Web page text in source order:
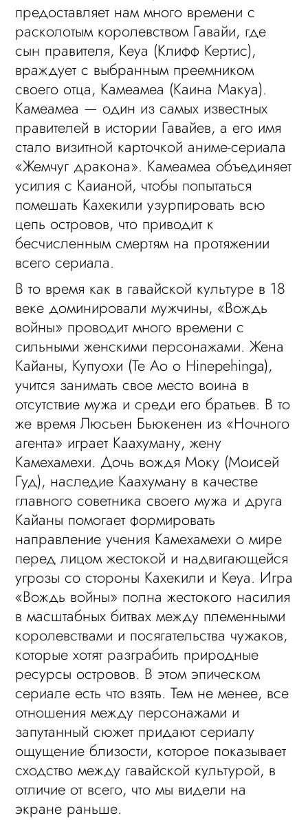
предоставляет нам много времени с
расколотым королевством Гавайи, где
сын правителя, Кеуа (Клифф Кертис),
враждует с выбранным преемником
своего отца, Камеамеа (Каина Макуа).
Камеамеа — один из самых известных
правителей в истории Гавайев, а его имя
стало визитной карточкой аниме-сериала
«Жемчуг дракона». Камеамеа объединяет
усилия с Каианой, чтобы попытаться
помешать Кахекили узурпировать всю
цепь островов, что приводит к
бесчисленным смертям на протяжении
всего сериала.
В то время как в гавайской культуре в 18
веке доминировали мужчины, «Вождь
войны» проводит много времени с
сильными женскими персонажами. Жена
Кайаны, Купуохи (Te Ao o Hinepehinga),
учится занимать свое место воина в
отсутствие мужа и среди его братьев. В то
же время Люсьен Бьюкенен из «Ночного
агента» играет Каахуману, жену
Камехамехи. Дочь вождя Моку (Моисей
Гуд), наследие Каахуману в качестве
главного советника своего мужа и друга
Кайаны помогает формировать
направление учения Камехамехи о мире
перед лицом жестокой и надвигающейся
угрозы со стороны Кахекили и Кеуа. Игра
«Вождь войны» полна жестокого насилия
в масштабных битвах между племенными
королевствами и посягательства чужаков,
которые хотят разграбить природные
ресурсы островов. В этом эпическом
сериале есть что взять. Тем не менее, все
отношения между персонажами и
запутанный сюжет придают сериалу
ощущение близости, которое показывает
сходство между гавайской культурой, в
отличие от всего, что мы видели на
экране раньше.